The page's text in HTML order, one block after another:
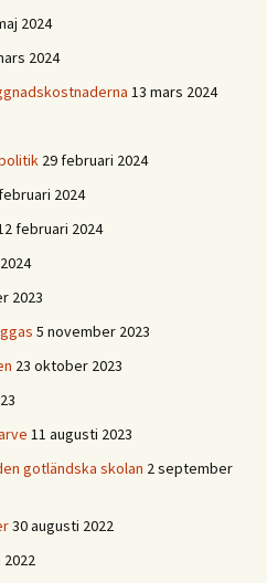
2024
2024
13 mars 2024
29 februari 2024
2024
februari 2024
2023
5 november 2023
23 oktober 2023
11 augusti 2023
gotländska skolan 2 september
30 augusti 2022
2022